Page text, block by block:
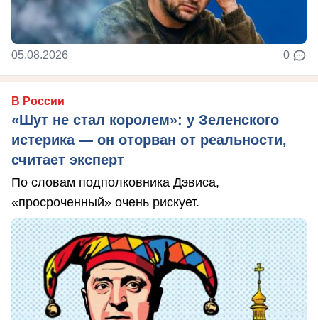
05.08.2026 0
В России
«Шут не стал королем»: у Зеленского
истерика — он оторван от реальности,
считает эксперт
По словам подполковника Дэвиса,
«просроченный» очень рискует.